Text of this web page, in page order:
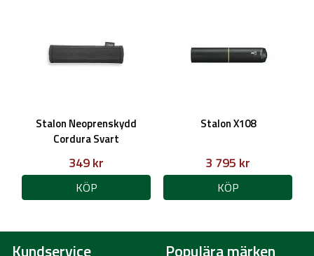
Stalon Neoprenskydd
Cordura Svart
349 kr
KÖP
Stalon X108
3 795 kr
KÖP
Kundservice Populära märken